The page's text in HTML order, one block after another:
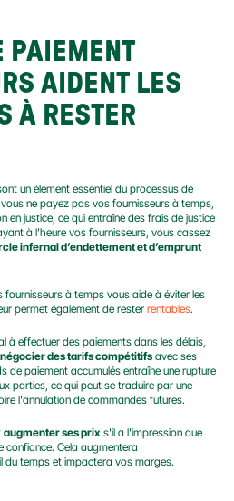
PAIEMENT
AIDENT LES
À RESTER
un élément essentiel du processus de
ne payez pas vos fournisseurs à temps,
en justice, ce qui entraîne des frais de justice
à l’heure vos fournisseurs, vous cassez
infernal d’endettement et d’emprunt
fournisseurs à temps vous aide à éviter les
permet également de rester rentables.
à effectuer des paiements dans les délais,
négocier des tarifs compétitifs avec ses
de paiement accumulés entraîne une rupture
l'annulation de commandes futures.
augmenter ses prix s'il a l'impression que
confiance. Cela augmentera
du temps et impactera vos marges.